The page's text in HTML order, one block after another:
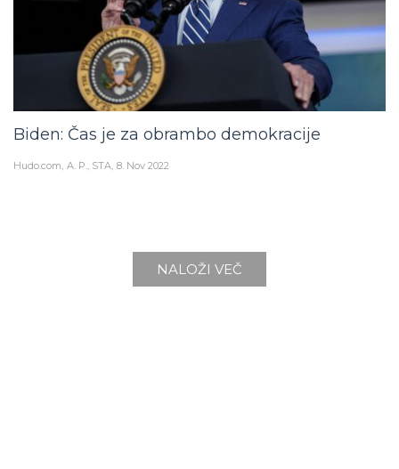
Biden: Čas je za obrambo demokracije
Hudo.com A. P., STA 8. Nov 2022
NALOŽI VEČ